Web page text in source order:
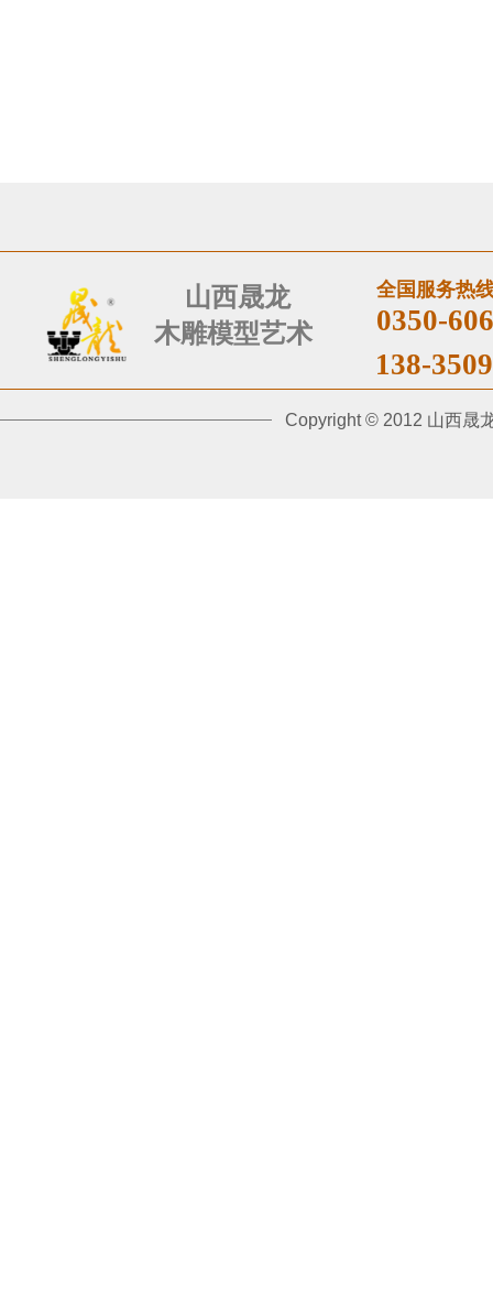
山西晟​龙
木雕模型艺术
全国服务热
0350-
​Copyright © 2012 山西晟
​138-3